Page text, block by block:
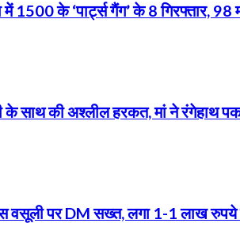
1500 के ‘पार्ट्स गैंग’ के 8 गिरफ्तार, 98
के साथ की अश्लील हरकत, मां ने रंगेहाथ
वसूली पर DM सख्त, लगा 1-1 लाख रुपये